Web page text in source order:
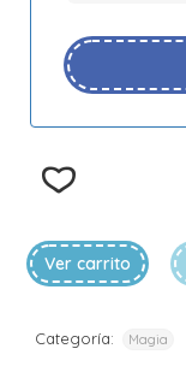
Ver carrito
Categoría: Magia